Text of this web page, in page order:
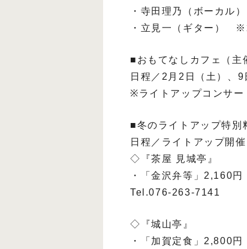
・寺田理乃（ボーカル
・立見一（ギター）
■おもてなしカフェ（主
日程／2月2日（土）、
※ライトアップコンサー
■冬のライトアップ特別
日程／ライトアップ開催
◇『茶屋 見城亭』
・「金沢弁等」2,160円
Tel.076-263-7141
◇『城山亭』
・「加賀定食」2,800円